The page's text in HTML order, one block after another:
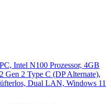
Intel N100 Prozessor, 4GB
2 Type C (DP Alternate),
Dual LAN, Windows 11